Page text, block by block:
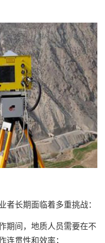
长期面临着多重挑战：
期间，地质人员需要在不
连贯性和效率；